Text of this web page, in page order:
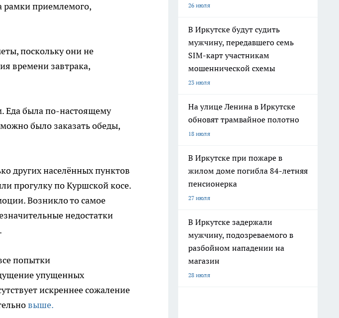
рамки приемлемого,
поскольку они не
времени завтрака,
Еда была по-настоящему
было заказать обеды,
других населённых пунктов
прогулку по Куршской косе.
Возникло то самое
недостатки
попытки
упущенных
искреннее сожаление
выше.
26 июля
В Иркутске будут судить
мужчину, передавшего семь
SIM-карт участникам
мошеннической схемы
23 июля
На улице Ленина в Иркутске
обновят трамвайное полотно
18 июля
В Иркутске при пожаре в
жилом доме погибла 84-летняя
пенсионерка
27 июля
В Иркутске задержали
мужчину, подозреваемого в
разбойном нападении на
магазин
28 июля